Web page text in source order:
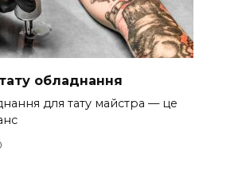
обладнання
для тату майстра — це